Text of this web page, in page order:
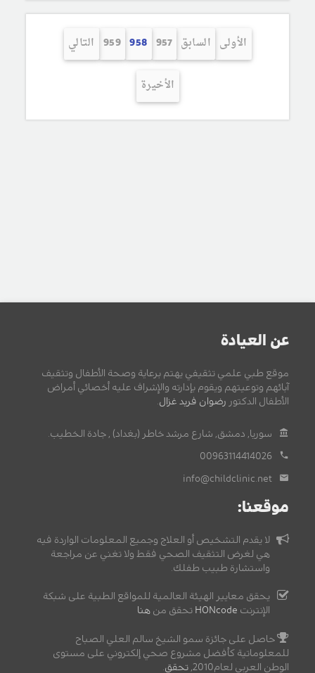
الأولى السابق 957
958
959 التالي
الأخيرة
عن العيادة
موقع طبي علمي تثقيفي يهتم برعاية وصحة الأطفال وتثقيف
آبائهم وتوعيتهم ويقوم بإدارته والإشراف عليه أخصائي أمراض
الأطفال الدكتور رضوان فريد غزال
سوريا, دمشق, شارع مرشد خاطر (بغداد) , جادة الخطيب.
00963114414026
info@childclinic.net
موقعنا:
لا يقدم التشخيص أو العلاج وجميع المعلومات الواردة فيه
هي لغرض التثقيف الصحي فقط ولا تغني عن مراجعة
واستشارة طبيب طفلك.
يحقق معايير الهيئة العالمية للمواقع الطبية على شبكة
الإنترنت HONcode تحقق من هنا
حاصل على جائزة سمو الشيخ سالم العلي الصباح
للمعلوماتية كأفضل مشروع صحي إلكتروني على مستوى
الوطن العربي لعام2010,
تحقق